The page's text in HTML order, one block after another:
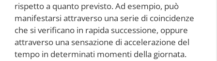
rispetto a quanto previsto. Ad esempio, può
manifestarsi attraverso una serie di coincidenze
che si verificano in rapida successione, oppure
attraverso una sensazione di accelerazione del
tempo in determinati momenti della giornata.